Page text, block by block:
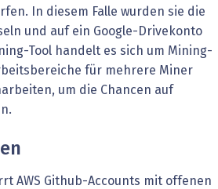
In diesem Falle wurden sie die
und auf ein Google-Drivekonto
Tool handelt es sich um Mining-
für mehrere Miner
um die Chancen auf
AWS Github-Accounts mit offenen